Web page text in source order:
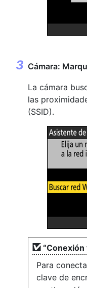
Cámara:
La cámara
las
(SSID).
“Conexión
Para
clave de